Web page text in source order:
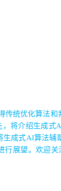
传统优化算法和
，将介绍生成式
生成式AI算法辅
行展望。欢迎关